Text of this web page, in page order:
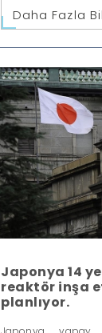
Daha Fazla
Japonya 14
reaktör inşa
planlıyor.